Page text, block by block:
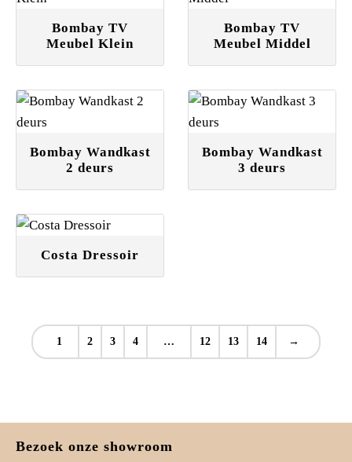
Bombay TV
Meubel Klein
Bombay TV
Meubel Middel
Bombay Wandkast
2 deurs
Bombay Wandkast
3 deurs
Costa Dressoir
1 2 3 4 … 12 13 14 →
Bezoek onze showroom